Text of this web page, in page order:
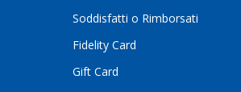
Soddisfatti o Rimborsati
Fidelity Card
Gift Card